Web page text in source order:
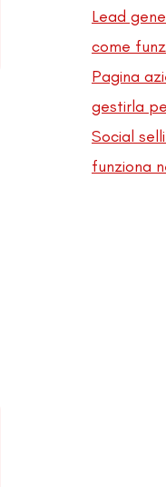
Lead
come
Pagina
gestirla
Social
funziona